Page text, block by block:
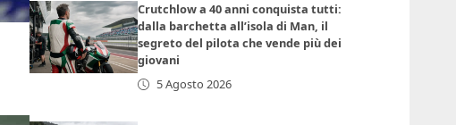
Crutchlow a 40 anni conquista tutti:
dalla barchetta all’isola di Man, il
segreto del pilota che vende più dei
giovani
5 Agosto 2026